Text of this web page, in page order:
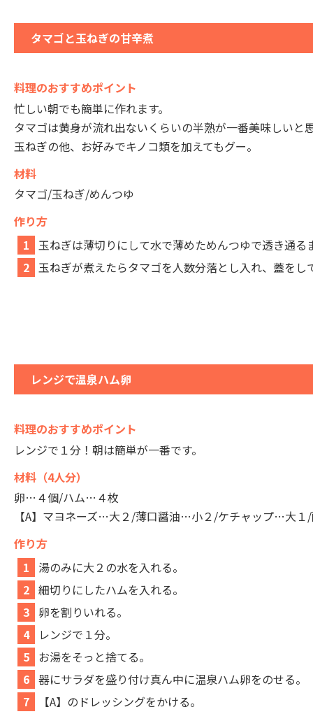
タマゴと玉ねぎの甘辛煮
料理のおすすめポイント
忙しい朝でも簡単に作れます。
タマゴは黄身が流れ出ないくらいの半熟が一番美味しいと
玉ねぎの他、お好みでキノコ類を加えてもグー。
材料
タマゴ/玉ねぎ/めんつゆ
作り方
1 玉ねぎは薄切りにして水で薄めためんつゆで透き通る
2 玉ねぎが煮えたらタマゴを人数分落とし入れ、蓋をし
レンジで温泉ハム卵
料理のおすすめポイント
レンジで１分！朝は簡単が一番です。
材料（4人分）
卵…４個/ハム…４枚
【A】マヨネーズ…大２/薄口醤油…小２/ケチャップ…大
作り方
1
湯のみに大２の水を入れる。
2 細切りにしたハムを入れる。
3 卵を割りいれる。
4
レンジで１分。
5 お湯をそっと捨てる。
6 器にサラダを盛り付け真ん中に温泉ハム卵をのせる。
7
【A】のドレッシングをかける。